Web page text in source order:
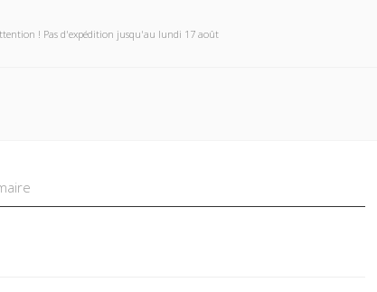
! Pas d'expédition jusqu'au lundi 17 août